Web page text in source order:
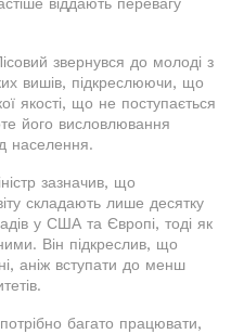
звернувся до молоді з
вишів, підкреслюючи, що
якості, що не поступається
його висловлювання
населення.
зазначив, що
складають лише десятку
у США та Європі, тоді як
Він підкреслив, що
аніж вступати до менш
багато працювати,